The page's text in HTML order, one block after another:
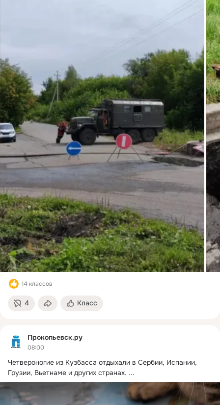
14 классов
4 Класс
Прокопьевск.ру
08:00
Четвероногие из Кузбасса отдыхали в Сербии, Испании,
Грузии, Вьетнаме и других странах. ...